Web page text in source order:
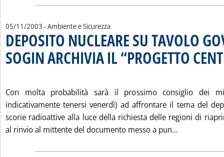
05/11/2003 - Ambiente e Sicurezza
DEPOSITO NUCLEARE SU TAVOLO
SOGIN ARCHIVIA IL “PROGETTO
. Pubblicata mercoledì 05 novembre 2003 alle 15.45.
Con molta probabilità sarà il prossimo consiglio dei
indicativamente tenersi venerdì) ad affrontare il tema del
scorie radioattive alla luce della richiesta delle regioni di
al rinvio al mittente del documento messo a pun...